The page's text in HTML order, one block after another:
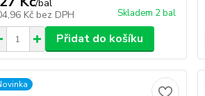
/bal
Kč bez DPH Skladem 2 bal
Přidat do košíku